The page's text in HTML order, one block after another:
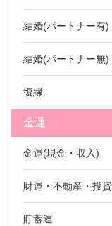
結婚(パートナー有)
結婚(パートナー無)
復縁
金運
金運(現金・収入)
財運・不動産・投資
貯蓄運